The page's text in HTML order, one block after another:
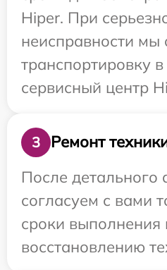
Hiper. При
неисправности мы
транспортировку
сервисный центр
3
Ремонт
После детального
согласуем с вами
сроки выполнения
восстановлению